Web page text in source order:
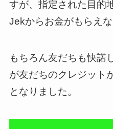
すが、指定された目的
Jekからお金がもらえな
もちろん友だちも快諾
が友だちのクレジット
となりました。